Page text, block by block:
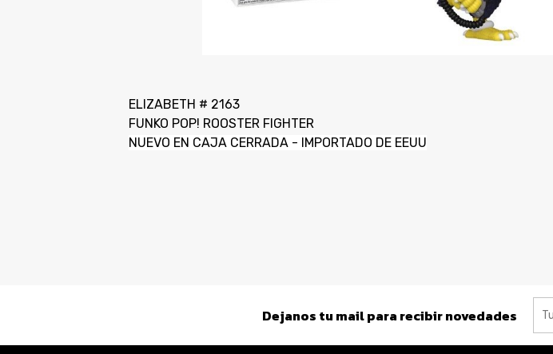
ELIZABETH # 2163
FUNKO POP! ROOSTER FIGHTER
NUEVO EN CAJA CERRADA - IMPORTADO DE EEUU
Dejanos tu mail para recibir novedades